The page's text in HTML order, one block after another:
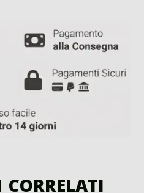
correlati